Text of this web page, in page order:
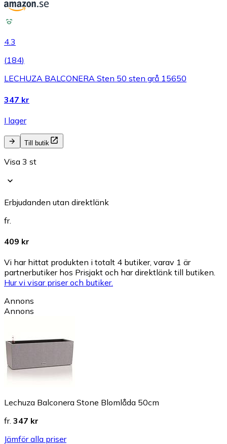
4.3
(184)
LECHUZA BALCONERA Sten 50 sten grå 15650
347 kr
I lager
Till butik
Visa 3 st
Erbjudanden utan direktlänk
fr.
409 kr
Vi har hittat produkten i totalt 4 butiker, varav 1 är
partnerbutiker hos Prisjakt och har direktlänk till butiken.
Hur vi visar priser och butiker.
Annons
Annons
Lechuza Balconera Stone Blomlåda 50cm
fr. 347 kr
Jämför alla priser